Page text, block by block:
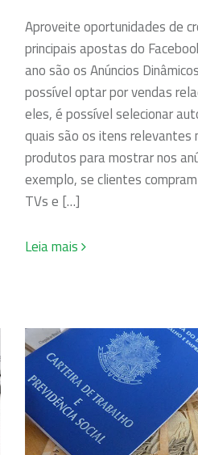
Aproveite oportunidades de
principais apostas do
ano são os Anúncios
possível optar por vendas
eles, é possível selecionar
quais são os itens relevantes
produtos para mostrar nos
exemplo, se clientes
TVs e […]
Leia mais